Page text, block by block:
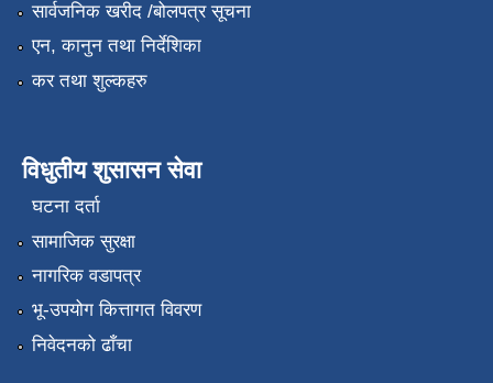
सार्वजनिक खरीद /बोलपत्र सूचना
एन, कानुन तथा निर्देशिका
कर तथा शुल्कहरु
विधुतीय शुसासन सेवा
घटना दर्ता
सामाजिक सुरक्षा
नागरिक वडापत्र
भू-उपयोग कित्तागत विवरण
निवेदनको ढाँचा